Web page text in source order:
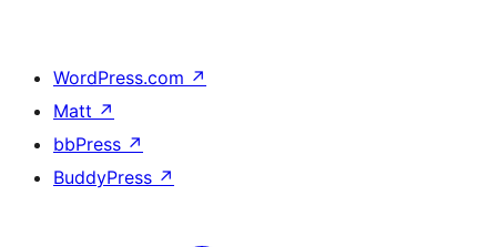
WordPress.com ↗
Matt ↗
bbPress ↗
BuddyPress ↗